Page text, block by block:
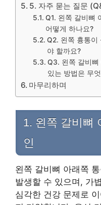
5. 자주 묻는 질문
Q1. 왼쪽 갈비뼈
어떻게 하나요?
Q2. 왼쪽 흉통이
야 할까요?
Q3. 왼쪽 갈비뼈
있는 방법은 무
마무리하며
1. 왼쪽 갈비뼈
인
왼쪽 갈비뼈 아래쪽
발생할 수 있으며, 가
심각한 건강 문제로